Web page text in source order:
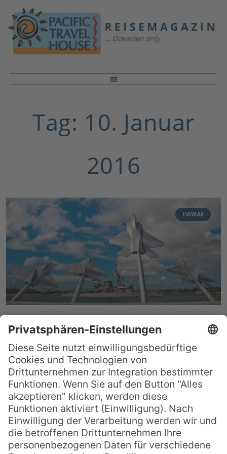
Tag: 10. Januar
2016
HAWAII
Pearl Harbor – National
Historic Landmark
Es gibt wohl wenige, denen Pearl Harbor
kein Begriff ist. Nicht zuletzt durch den
gleichnamigen Spielfilm sind vielen die
Bilder des verheerenden Angriffs Japans
auf die Vereinigen Staaten von Amerika